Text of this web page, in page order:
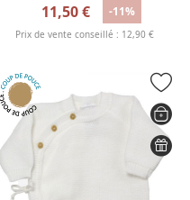
11,50 € -11%
Prix de vente conseillé : 12,90 €